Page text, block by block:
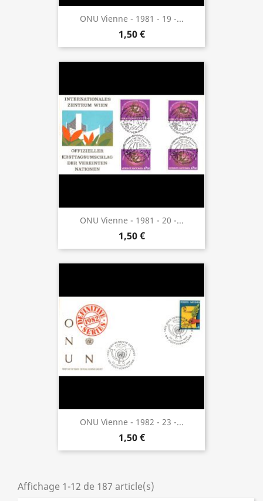
ONU Vienne - 1981 - 19 -...
1,50 €
ONU Vienne - 1981 - 20 -...
1,50 €
ONU Vienne - 1982 - 23 -...
1,50 €
Affichage 1-12 de 187 article(s)